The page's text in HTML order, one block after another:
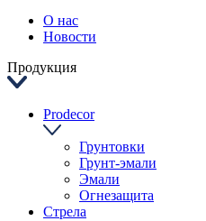
О нас
Новости
Продукция
Prodecor
Грунтовки
Грунт-эмали
Эмали
Огнезащита
Стрела